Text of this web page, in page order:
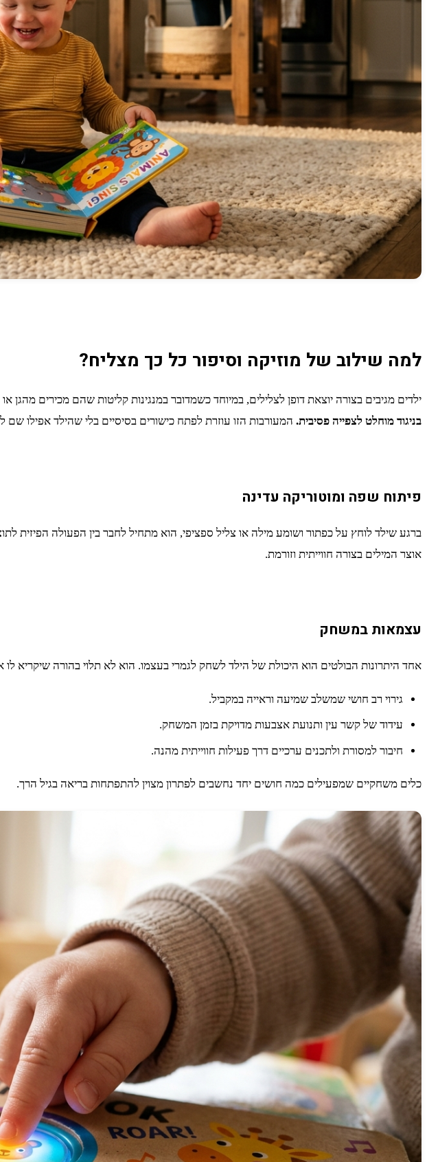
למה שילוב של מוזיקה וסיפור כל כך מצליח?
ילדים מגיבים בצורה יוצאת דופן לצלילים, במיוחד כשמדובר במנגינות קליטות שהם מכירים מהגן
בניגוד מוחלט לצפייה פסיבית. המעורבות הזו עוזרת לפתח כישורים בסיסיים בלי שהילד אפילו
פיתוח שפה ומוטוריקה עדינה
ברגע שילד לוחץ על כפתור ושומע מילה או צליל ספציפי, הוא מתחיל לחבר בין הפעולה הפיזית
אוצר המילים בצורה חווייתית וזורמת.
עצמאות במשחק
אחד היתרונות הבולטים הוא היכולת של הילד לשחק לגמרי בעצמו. הוא לא תלוי בהורה שיקריא לו
גירוי רב חושי שמשלב שמיעה וראייה במקביל.
עידוד של קשר עין ותנועת אצבעות מדויקת בזמן המשחק.
חיבור למסורת ולתכנים ערכיים דרך פעילות חווייתית מהנה.
כלים משחקיים שמפעילים כמה חושים יחד נחשבים לפתרון מצוין להתפתחות בריאה בגיל הרך.